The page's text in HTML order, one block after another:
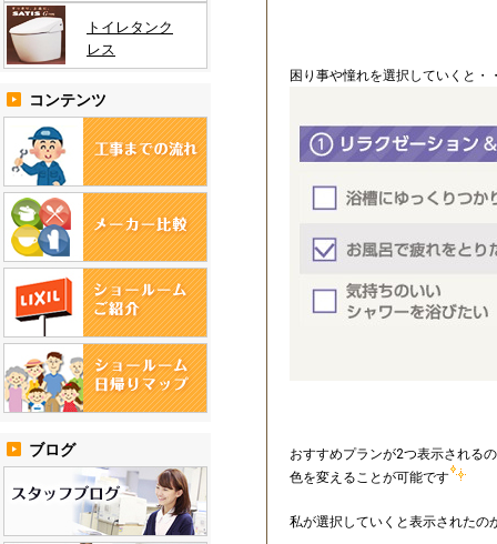
困り事や憧れを選択していくと・
おすすめプランが2つ表示される
色を変えることが可能です
私が選択していくと表示されたの
トイレタンク
レス
コンテンツ
ブログ